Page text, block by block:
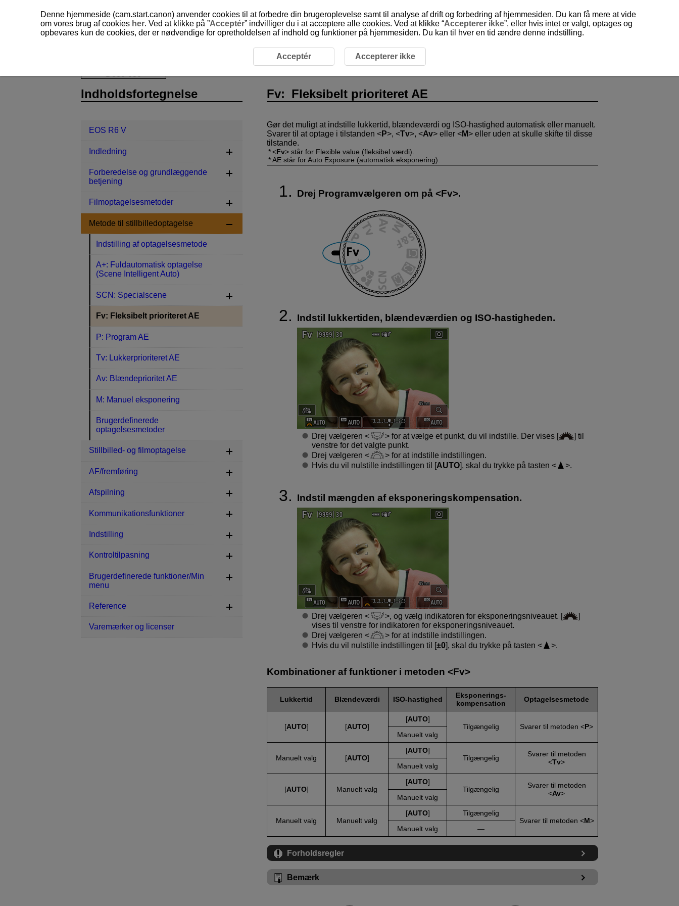
Fv: Fleksibelt prioriteret AE
Fv: Fleksibelt prioriteret AE
Gør det muligt at indstille lukkertid, blændeværdi og ISO-hastighed automatisk eller manuelt.
Svarer til at optage i tilstanden
P , Tv , Av eller M
eller uden at skulle skifte til disse
tilstande.
Fv står for Flexible value (fleksibel værdi).
AE står for Auto Exposure (automatisk eksponering).
Drej Programvælgeren om på Fv .
Indstil lukkertiden, blændeværdien og ISO-hastigheden.
Drej vælgeren for at vælge et punkt, du vil indstille. Der vises [
] til
venstre for det valgte punkt.
Drej vælgeren
for at indstille indstillingen.
Hvis du vil nulstille indstillingen til [AUTO], skal du trykke på tasten .
Indstil mængden af eksponeringskompensation.
Drej vælgeren , og vælg indikatoren for eksponeringsniveauet. [
]
vises til venstre for indikatoren for eksponeringsniveauet.
Drej vælgeren
for at indstille indstillingen.
Hvis du vil nulstille indstillingen til [±0], skal du trykke på tasten .
Kombinationer af funktioner i metoden Fv
Lukkertid Blændeværdi ISO-hastighed
Eksponerings­
kompensation
Optagelsesmetode
[AUTO] [AUTO]
[AUTO]
Tilgængelig
Svarer til metoden
P
Manuelt valg
Manuelt valg [AUTO]
[AUTO]
Tilgængelig
Svarer til metoden
Tv
Manuelt valg
[AUTO] Manuelt valg
[AUTO]
Tilgængelig
Svarer til metoden
Av
Manuelt valg
Manuelt valg Manuelt valg
[AUTO]
Tilgængelig
Svarer til metoden
M
Manuelt valg
—
Forholdsregler
Bemærk
Indholdsfortegnelse
EOS R6 V
Indledning
Forberedelse og grundlæggende
betjening
Filmoptagelsesmetoder
Metode til stillbilledoptagelse
Indstilling af optagelsesmetode
A+: Fuldautomatisk optagelse
(Scene Intelligent Auto)
SCN: Specialscene
Fv: Fleksibelt prioriteret AE
P: Program AE
Tv: Lukkerprioriteret AE
Av: Blændeprioritet AE
M: Manuel eksponering
Brugerdefinerede
optagelsesmetoder
Stillbilled- og filmoptagelse
AF/fremføring
Afspilning
Kommunikationsfunktioner
Indstilling
Kontroltilpasning
Brugerdefinerede funktioner/Min
menu
Reference
Varemærker og licenser
Denne hjemmeside (cam.start.canon) anvender cookies til at forbedre din brugeroplevelse samt til analyse af drift og forbedring af hjemmesiden. Du kan få mere at vide
om vores brug af cookies her. Ved at klikke på ”Acceptér” indvilliger du i at acceptere alle cookies. Ved at klikke “Accepterer ikke”, eller hvis intet er valgt, optages og
opbevares kun de cookies, der er nødvendige for opretholdelsen af indhold og funktioner på hjemmesiden. Du kan til hver en tid ændre denne indstilling.
Acceptér Accepterer ikke